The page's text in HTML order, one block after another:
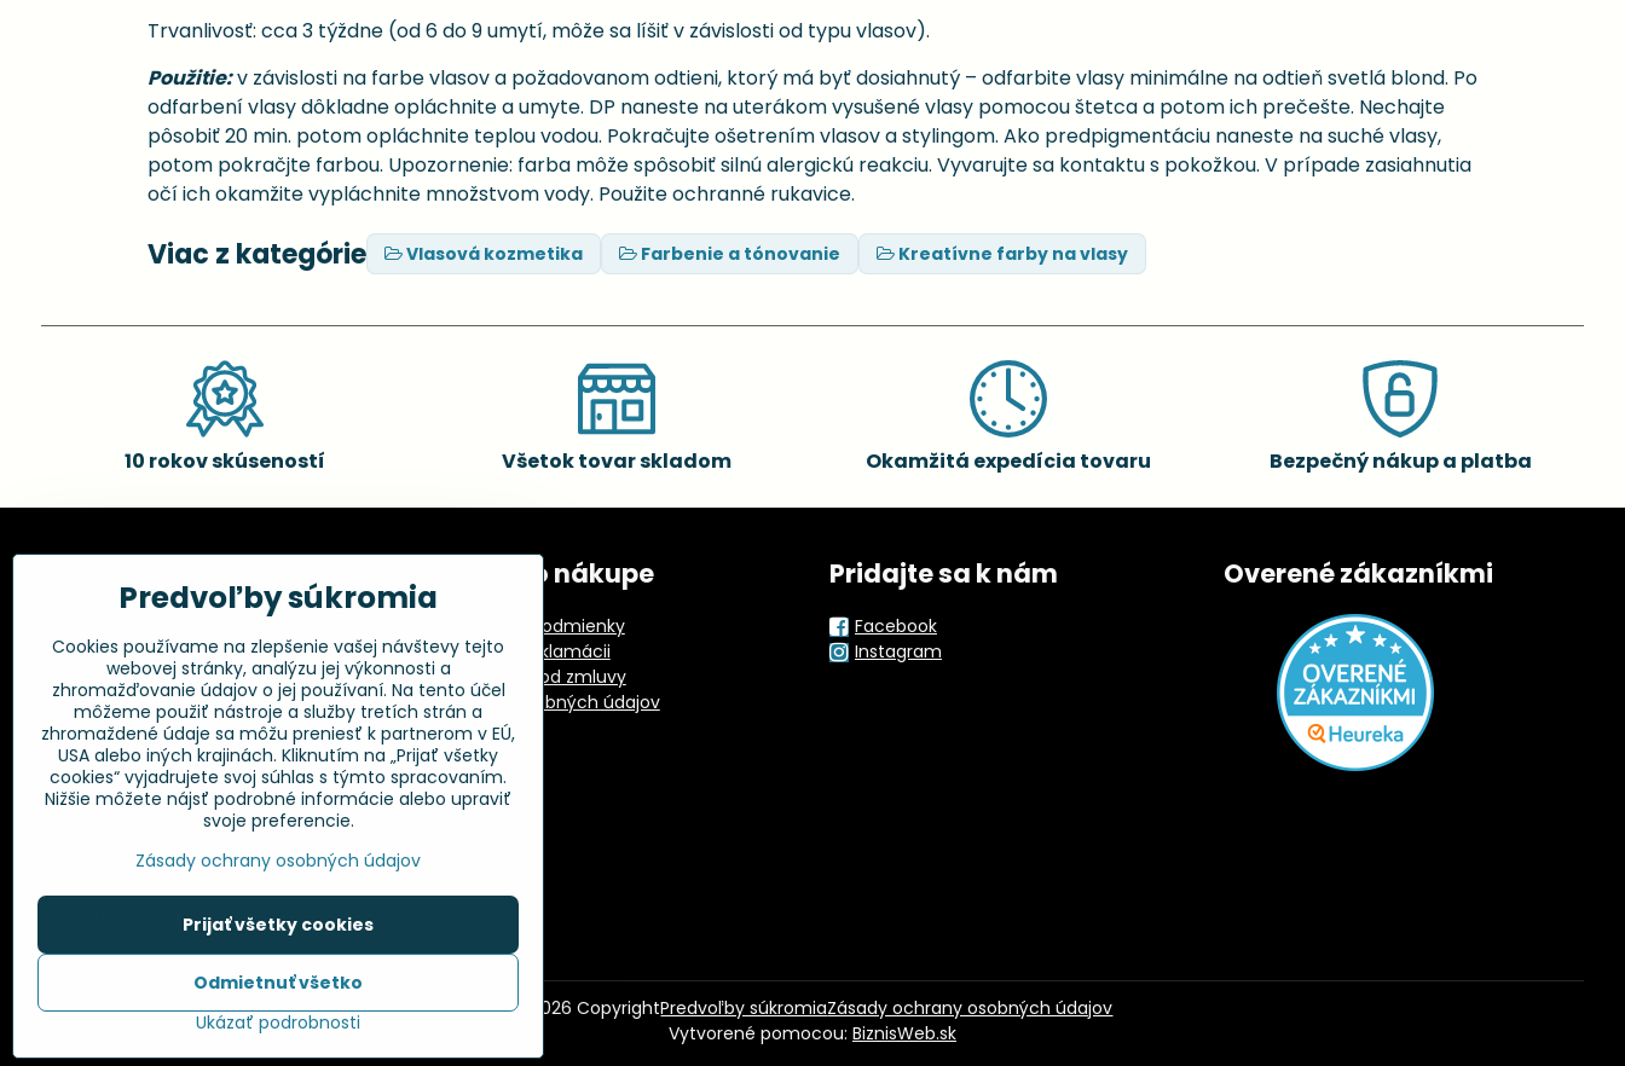
Trvanlivosť: cca 3 týždne (od 6 do 9 umytí, môže sa líšiť v závislosti od typu vlasov).
Použitie:v závislosti na farbe vlasov a požadovanom odtieni, ktorý má byť dosiahnutý – odfarbite vlasy minimálne na odtieň svetlá blond. Po
odfarbení vlasy dôkladne opláchnite a umyte. DP naneste na uterákom vysušené vlasy pomocou štetca a potom ich prečešte. Nechajte
pôsobiť 20 min. potom opláchnite teplou vodou. Pokračujte ošetrením vlasov a stylingom. Ako predpigmentáciu naneste na suché vlasy,
potom pokračjte farbou. Upozornenie: farba môže spôsobiť silnú alergickú reakciu. Vyvarujte sa kontaktu s pokožkou. V prípade zasiahnutia
očí ich okamžite vypláchnite množstvom vody. Použite ochranné rukavice.
Viac z kategórie Vlasová kozmetika Farbenie a tónovanie Kreatívne farby na vlasy
10 rokov skúseností Všetok tovar skladom Okamžitá expedícia tovaru Bezpečný nákup a platba
Kadernícke potreby, s.r.o.
Fakturačné údaje:
Kadernícke potreby, s.r.o.
Klincová 37
821 08 Bratislava
+421 948 014 333
info​@kadernickepotreby​.sk
Objednávky
Všetko o nákupe
Obchodné podmienky
Postup pri reklamácii
Odstúpenie od zmluvy
Ochrana osobných údajov
GPSR
Pridajte sa k nám
Facebook
Instagram
Overené zákazníkmi
© 2026 CopyrightPredvoľby súkromiaZásady ochrany osobných údajov
Vytvorené pomocou: BiznisWeb.sk
Predvoľby súkromia
Cookies používame na zlepšenie vašej návštevy tejto
webovej stránky, analýzu jej výkonnosti a
zhromažďovanie údajov o jej používaní. Na tento účel
môžeme použiť nástroje a služby tretích strán a
zhromaždené údaje sa môžu preniesť k partnerom v EÚ,
USA alebo iných krajinách. Kliknutím na „Prijať všetky
cookies“ vyjadrujete svoj súhlas s týmto spracovaním.
Nižšie môžete nájsť podrobné informácie alebo upraviť
svoje preferencie.
Zásady ochrany osobných údajov
Ukázať podrobnosti
Prijať všetky cookies
Odmietnuť všetko